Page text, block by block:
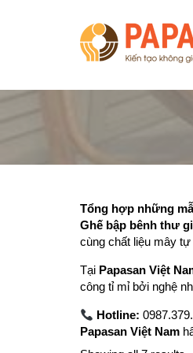
Tổng hợp những
Ghế bập bênh thư
cùng chất liệu mây
Tại Papasan Việt
công tỉ mỉ bởi nghệ
Hotline:
Papasan Việt Nam